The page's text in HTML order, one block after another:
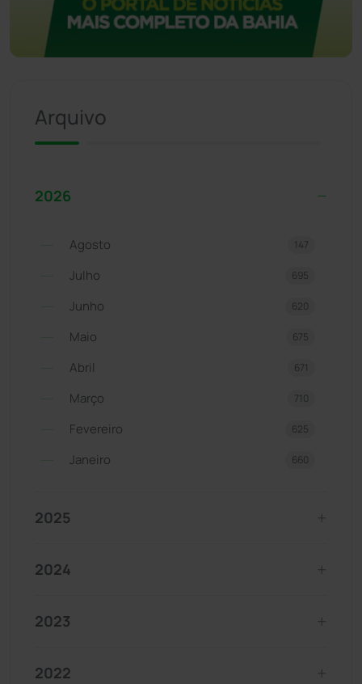
Arquivo
2026
Agosto 147
Julho 695
Junho 620
Maio 675
Abril 671
Março 710
Fevereiro 625
Janeiro 660
2025
2024
2023
2022